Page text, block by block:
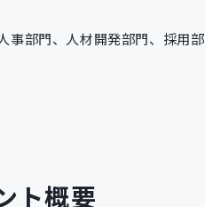
事部門、人材開発部門、採用
ト概要